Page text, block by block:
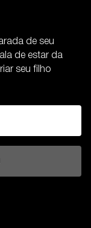
de seu
de estar da
seu filho